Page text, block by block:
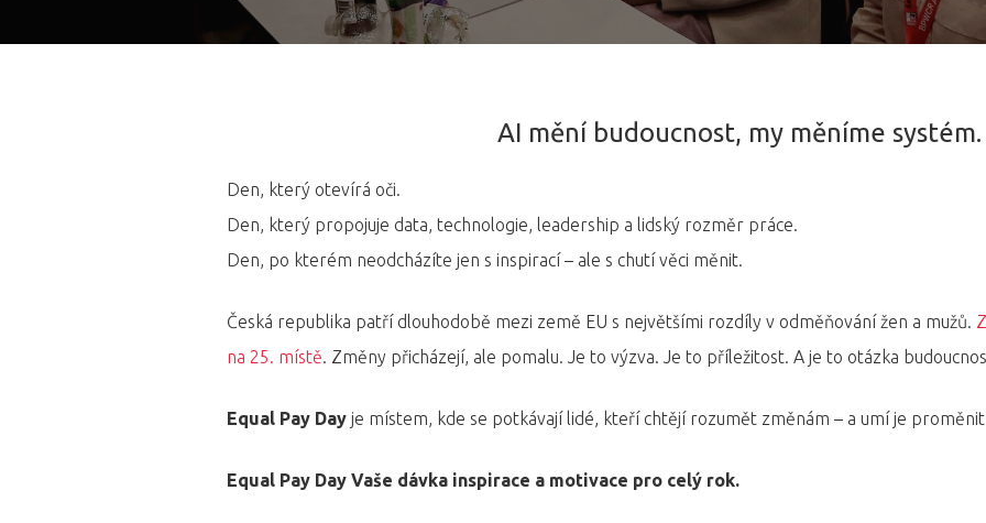
AI mění budoucnost, my měníme systém.
Den, který otevírá oči.
Den, který propojuje data, technologie, leadership a lidský rozměr práce.
Den, po kterém neodcházíte jen s inspirací – ale s chutí věci měnit.
Česká republika patří dlouhodobě mezi země EU s největšími rozdíly v odměňování žen a mužů.
na 25. místě. Změny přicházejí, ale pomalu. Je to výzva. Je to příležitost. A je to otázka
Equal Pay Day je místem, kde se potkávají lidé, kteří chtějí rozumět změnám – a umí je
Equal Pay Day Vaše dávka inspirace a motivace pro celý rok.